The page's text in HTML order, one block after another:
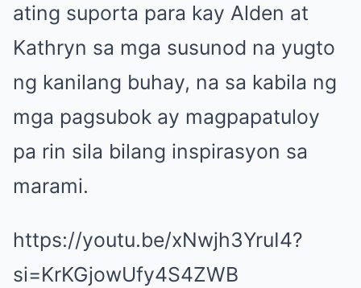
ating suporta para kay Alden at
Kathryn sa mga susunod na yugto
ng kanilang buhay, na sa kabila ng
mga pagsubok ay magpapatuloy
pa rin sila bilang inspirasyon sa
marami.
https://youtu.be/xNwjh3YruI4?
si=KrKGjowUfy4S4ZWB